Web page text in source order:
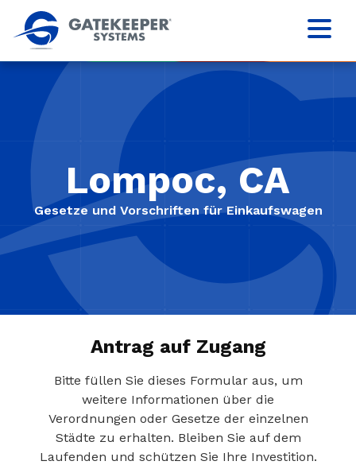
Lompoc, CA
Gesetze und Vorschriften für Einkaufswagen
Antrag auf Zugang
Bitte füllen Sie dieses Formular aus, um
weitere Informationen über die
Verordnungen oder Gesetze der einzelnen
Städte zu erhalten. Bleiben Sie auf dem
Laufenden und schützen Sie Ihre Investition.